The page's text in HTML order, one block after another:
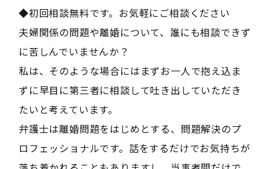
◆初回相談無料です。お気軽にご相談ください
夫婦関係の問題や離婚について、誰にも相談できず
に苦しんでいませんか？
私は、そのような場合にはまずお一人で抱え込ま
ずに早目に第三者に相談して吐き出していただき
たいと考えています。
弁護士は離婚問題をはじめとする、問題解決のプ
ロフェッショナルです。話をするだけでお気持ちが